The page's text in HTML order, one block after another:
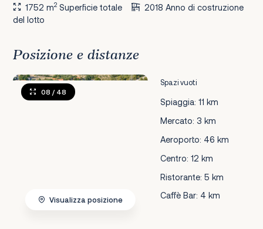
1752 m2 Superficie totale
del lotto
2018 Anno di costruzione
Posizione e distanze
Spazi vuoti
Spiaggia: 11 km
Mercato: 3 km
Aeroporto: 46 km
Centro: 12 km
Ristorante: 5 km
Caffè Bar: 4 km
08 / 48
Visualizza posizione